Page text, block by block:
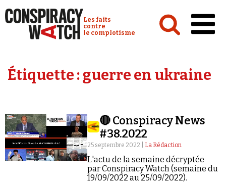
Conspiracy Watch :
Les faits
contre
le complotisme
Analyses
Vidéos
Émissions
Revues de presse
Étiquette :guerre en ukraine
🔴 Conspiracy News
#38.2022
25 septembre 2022 | La Rédaction
L'actu de la semaine décryptée
par Conspiracy Watch (semaine du
19/09/2022 au 25/09/2022).